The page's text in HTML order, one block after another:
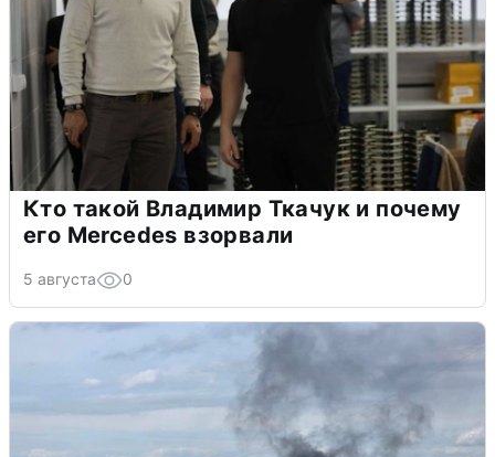
Кто такой Владимир Ткачук и почему
его Mercedes взорвали
5 августа 0